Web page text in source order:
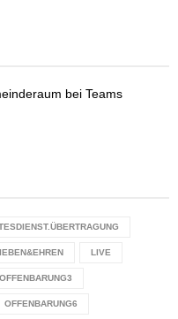
bei Teams
LIVE
OFFENBARUNG3
OFFENBARUNG6